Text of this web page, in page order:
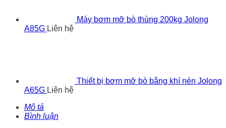
Máy bơm mỡ bò thùng 200kg Jolong
A85G Liên hệ
Thiết bị bơm mỡ bò bằng khí nén Jolong
A65G Liên hệ
Mô tả
Bình luận